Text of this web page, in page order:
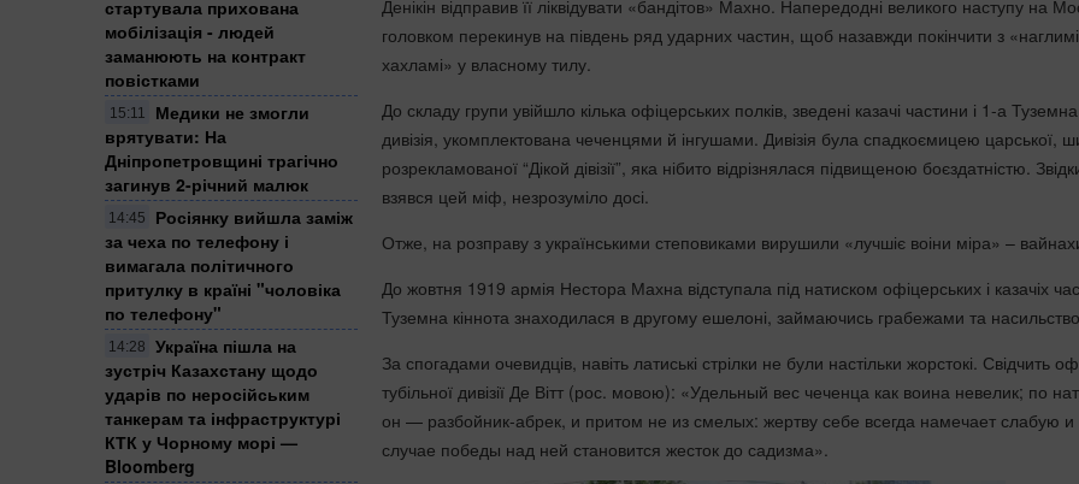
стартувала прихована
мобілізація - людей
заманюють на контракт
повістками
15:11
Медики не змогли
врятувати: На
Дніпропетровщині трагічно
загинув 2-річний малюк
14:45
Росіянку вийшла заміж
за чеха по телефону і
вимагала політичного
притулку в країні "чоловіка
по телефону"
14:28
Україна пішла на
зустріч Казахстану щодо
ударів по неросійським
танкерам та інфраструктурі
КТК у Чорному морі —
Bloomberg
Денікін відправив її ліквідувати «бандітов» Махно. Напередодні великого наступу на
головком перекинув на південь ряд ударних частин, щоб назавжди покінчити з «наглимі
хахламі» у власному тилу.
До складу групи увійшло кілька офіцерських полків, зведені казачі частини і 1-а Туземна
дивізія, укомплектована чеченцями й інгушами. Дивізія була спадкоємицею царської,
розрекламованої “Дікой дівізії”, яка нібито відрізнялася підвищеною боєздатністю.
взявся цей міф, незрозуміло досі.
Отже, на розправу з українськими степовиками вирушили «лучшіє воіни міра» –
До жовтня 1919 армія Нестора Махна відступала під натиском офіцерських і казачіх
Туземна кіннота знаходилася в другому ешелоні, займаючись грабежами та
За спогадами очевидців, навіть латиські стрілки не були настільки жорстокі. Свідчить
тубільної дивізії Де Вітт (рос. мовою): «Удельный вес чеченца как воина невелик; по
он — разбойник-абрек, и притом не из смелых: жертву себе всегда намечает слабую и
случае победы над ней становится жесток до садизма».